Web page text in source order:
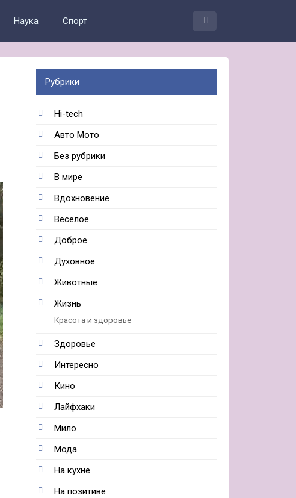
Наука Спорт
Рубрики
Hi-tech
Авто Мото
Без рубрики
В мире
Вдохновение
Веселое
Доброе
Духовное
Животные
Жизнь
Красота и здоровье
Здоровье
Интересно
Кино
Лайфхаки
Мило
Мода
На кухне
На позитиве